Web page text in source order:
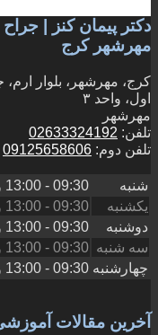
دکتر پیمان کنز | جراح
مهرشهر کرج
کرج، مهرشهر، بلوار
اول، واحد ۳
مهرشهر
تلفن: 02633324192
تلفن دوم: 09125658606
شنبه 09:30 - 13:00
یکشنبه
09:30 - 13:00
دوشنبه
09:30 - 13:00
سه شنبه 09:30 - 13:00
چهارشنبه 09:30 - 13:00
آخرین مقالات